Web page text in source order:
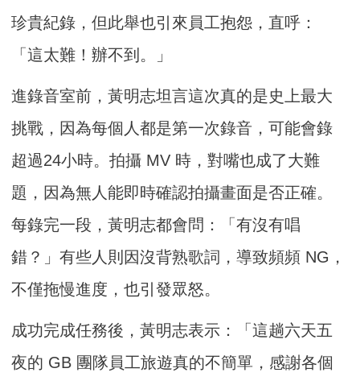
珍貴紀錄，但此舉也引來員工抱怨，直呼：
「這太難！辦不到。」
進錄音室前，黃明志坦言這次真的是史上最大
挑戰，因為每個人都是第一次錄音，可能會錄
超過24小時。拍攝 MV 時，對嘴也成了大難
題，因為無人能即時確認拍攝畫面是否正確。
每錄完一段，黃明志都會問：「有沒有唱
錯？」有些人則因沒背熟歌詞，導致頻頻 NG，
不僅拖慢進度，也引發眾怒。
成功完成任務後，黃明志表示：「這趟六天五
夜的 GB 團隊員工旅遊真的不簡單，感謝各個